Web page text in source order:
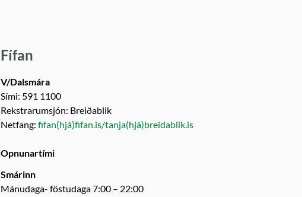
Fífan
V/Dalsmára
Sími: 591 1100
Rekstrarumsjón: Breiðablik
Netfang: fifan(hjá)fifan.is/tanja(hjá)breidablik.is
Opnunartími
Smárinn
Mánudaga- föstudaga 7:00 – 22:00